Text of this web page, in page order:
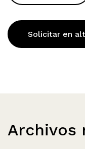
Solicitar en
Archivos